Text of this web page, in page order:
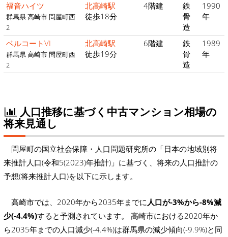
福音ハイツ
群馬県 高崎市 問屋町西
2
北高崎駅
徒歩18分
4階建
鉄
骨
造
1990
年
ベルコートVI
群馬県 高崎市 問屋町西
2
北高崎駅
徒歩19分
6階建
鉄
骨
造
1989
年
人口推移に基づく中古マンション相場の
将来見通し
問屋町の国立社会保障・人口問題研究所の「日本の地域別将
来推計人口(令和5(2023)年推計)」に基づく、将来の人口推計の
予想(将来推計人口)を以下に示します。
高崎市では、2020年から2035年までに 人口が-3%から-8%減
少(-4.4%)すると予測されています。 高崎市における2020年か
ら2035年までの人口減少(-4.4%)は群馬県の減少傾向(-9.9%)と同